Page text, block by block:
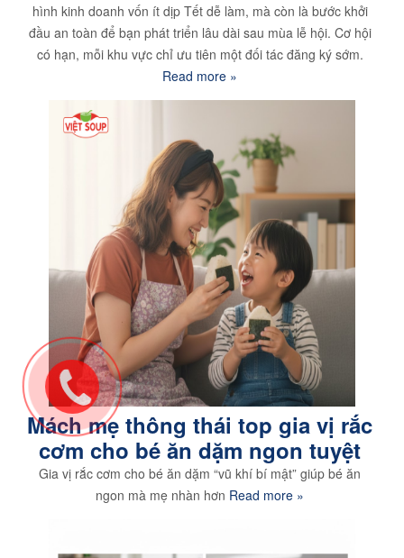
hình kinh doanh vốn ít dịp Tết dễ làm, mà còn là bước khởi
đầu an toàn để bạn phát triển lâu dài sau mùa lễ hội. Cơ hội
có hạn, mỗi khu vực chỉ ưu tiên một đối tác đăng ký sớm.
Read more »
Mách mẹ thông thái top gia vị rắc
cơm cho bé ăn dặm ngon tuyệt
Gia vị rắc cơm cho bé ăn dặm “vũ khí bí mật” giúp bé ăn
ngon mà mẹ nhàn hơn Read more »